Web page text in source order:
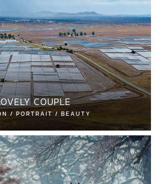
COUPLE
/ PORTRAIT / BEAUTY